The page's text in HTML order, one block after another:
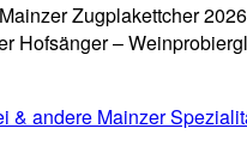
Mainzer Zugplakettcher
Hofsänger –
& andere Mainzer